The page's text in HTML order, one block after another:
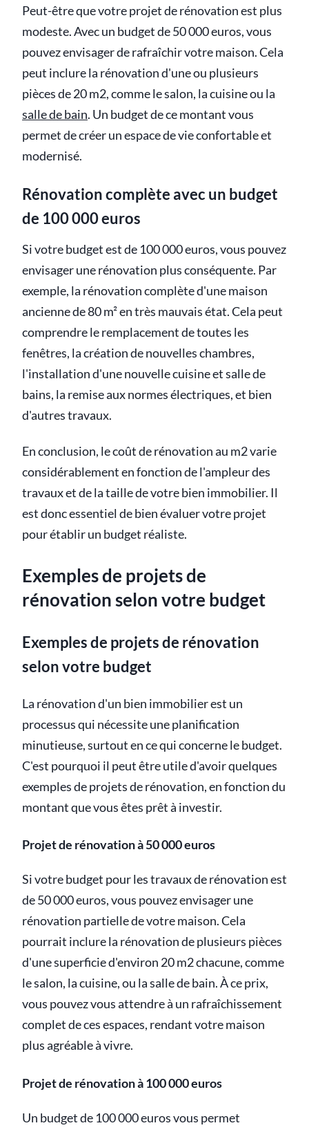
Peut-être que votre projet de rénovation est plus
modeste. Avec un budget de 50 000 euros, vous
pouvez envisager de rafraîchir votre maison. Cela
peut inclure la rénovation d'une ou plusieurs
pièces de 20 m2, comme le salon, la cuisine ou la
salle de bain. Un budget de ce montant vous
permet de créer un espace de vie confortable et
modernisé.
Rénovation complète avec un budget
de 100 000 euros
Si votre budget est de 100 000 euros, vous pouvez
envisager une rénovation plus conséquente. Par
exemple, la rénovation complète d'une maison
ancienne de 80 m² en très mauvais état. Cela peut
comprendre le remplacement de toutes les
fenêtres, la création de nouvelles chambres,
l'installation d'une nouvelle cuisine et salle de
bains, la remise aux normes électriques, et bien
d'autres travaux.
En conclusion, le coût de rénovation au m2 varie
considérablement en fonction de l'ampleur des
travaux et de la taille de votre bien immobilier. Il
est donc essentiel de bien évaluer votre projet
pour établir un budget réaliste.
Exemples de projets de
rénovation selon votre budget
Exemples de projets de rénovation
selon votre budget
La rénovation d'un bien immobilier est un
processus qui nécessite une planification
minutieuse, surtout en ce qui concerne le budget.
C'est pourquoi il peut être utile d'avoir quelques
exemples de projets de rénovation, en fonction du
montant que vous êtes prêt à investir.
Projet de rénovation à 50 000 euros
Si votre budget pour les travaux de rénovation est
de 50 000 euros, vous pouvez envisager une
rénovation partielle de votre maison. Cela
pourrait inclure la rénovation de plusieurs pièces
d'une superficie d'environ 20 m2 chacune, comme
le salon, la cuisine, ou la salle de bain. À ce prix,
vous pouvez vous attendre à un rafraîchissement
complet de ces espaces, rendant votre maison
plus agréable à vivre.
Projet de rénovation à 100 000 euros
Un budget de 100 000 euros vous permet